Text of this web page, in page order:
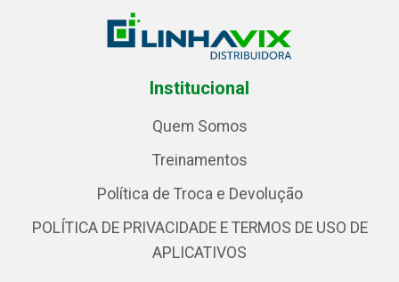
Institucional
Quem Somos
Treinamentos
Política de Troca e Devolução
POLÍTICA DE PRIVACIDADE E TERMOS DE USO DE
APLICATIVOS